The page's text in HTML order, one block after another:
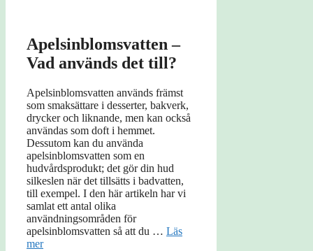
Apelsinblomsvatten –
Vad används det till?
Apelsinblomsvatten används främst
som smaksättare i desserter, bakverk,
drycker och liknande, men kan också
användas som doft i hemmet.
Dessutom kan du använda
apelsinblomsvatten som en
hudvårdsprodukt; det gör din hud
silkeslen när det tillsätts i badvatten,
till exempel. I den här artikeln har vi
samlat ett antal olika
användningsområden för
apelsinblomsvatten så att du … Läs
mer